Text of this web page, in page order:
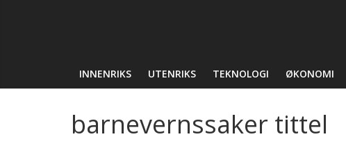
INNENRIKS UTENRIKS TEKNOLOGI ØKONOMI
barnevernssaker tittel